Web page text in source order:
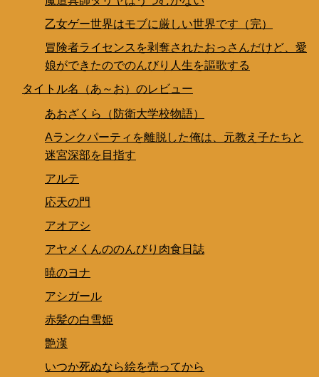
乙女ゲー世界はモブに厳しい世界です（完）
冒険者ライセンスを剥奪されたおっさんだけど、愛
娘ができたのでのんびり人生を謳歌する
タイトル名（あ～お）のレビュー
あおざくら（防衛大学校物語）
Aランクパーティを離脱した俺は、元教え子たちと
迷宮深部を目指す
アルテ
応天の門
アオアシ
アヤメくんののんびり肉食日誌
暁のヨナ
アシガール
赤髪の白雪姫
艶漢
いつか死ぬなら絵を売ってから